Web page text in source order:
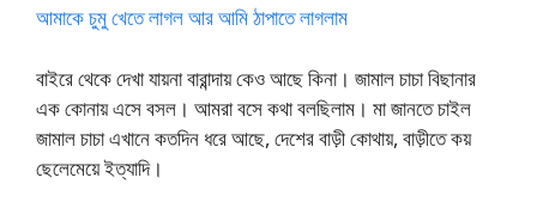
আমাকে চুমু খেতে লাগল আর আমি ঠাপাতে লাগলাম
বাইরে থেকে দেখা যায়না বারান্দায় কেও আছে কিনা। জামাল চাচা বিছানার
এক কোনায় এসে বসল। আমরা বসে কথা বলছিলাম। মা জানতে চাইল
জামাল চাচা এখানে কতদিন ধরে আছে, দেশের বাড়ী কোথায়, বাড়ীতে কয়
ছেলেমেয়ে ইত্যাদি।